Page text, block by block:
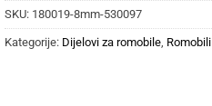
SKU: 180019-8mm-530097
Kategorije: Dijelovi za romobile Romobili